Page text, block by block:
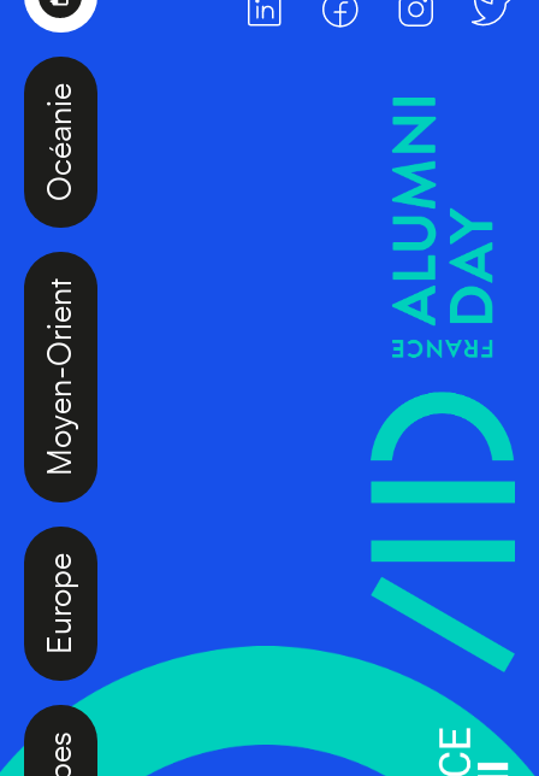
Caraïbes
Europe
Moyen-Orient
Océanie